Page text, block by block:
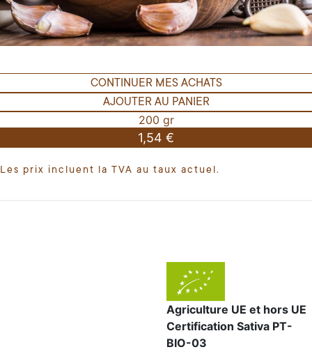
CONTINUER MES ACHATS
AJOUTER AU PANIER
200 gr
1,54 €
Les prix incluent la TVA au taux actuel.
Agriculture UE et hors UE
Certification Sativa PT-
BIO-03